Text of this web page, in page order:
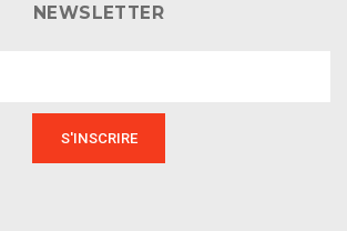
NEWSLETTER